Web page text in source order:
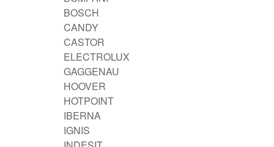
BOSCH
CANDY
CASTOR
ELECTROLUX
GAGGENAU
HOOVER
HOTPOINT
IBERNA
IGNIS